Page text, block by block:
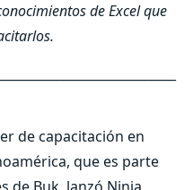
de Excel que
de capacitación en
que es parte